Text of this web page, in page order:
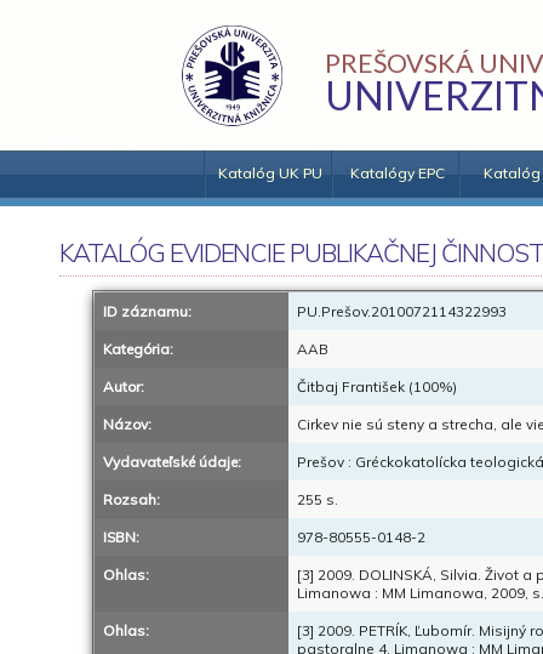
PREŠOVSKÁ
Katalóg UK PU Katalógy EPC Katalóg
KATALÓG EVIDENCIE PUBLIKAČNEJ
ID záznamu: PU.Prešov.2010072114322993
Kategória: AAB
Autor: Čitbaj František (100%)
Názov: Cirkev nie sú steny a strecha, ale
Vydavateľské údaje: Prešov : Gréckokatolícka
Rozsah: 255 s.
ISBN: 978-80555-0148-2
Ohlas:
[3] 2009. DOLINSKÁ, Silvia. Život
Limanowa : MM Limanowa, 2009,
Ohlas:
[3] 2009. PETRÍK, Ľubomír.
pastoralne 4. Limanowa : MM